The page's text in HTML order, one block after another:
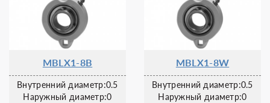
MBLX1-8B
Внутренний диаметр:0.5
Наружный диаметр:0
MBLX1-8W
Внутренний диаметр:0.5
Наружный диаметр:0